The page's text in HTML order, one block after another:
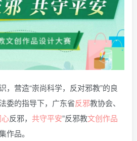
，营造“崇尚科学，反对邪教”的良
委的指导下，广东省反邪教协会、
反邪， 共守平安”反邪教文创作品
作品。